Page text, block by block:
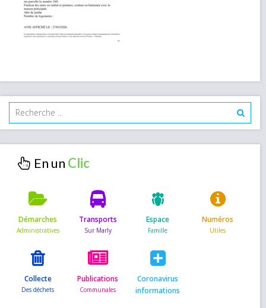
En un
Démarches Transports Espace Numéros
Collecte Publications
Coronavirus
informations